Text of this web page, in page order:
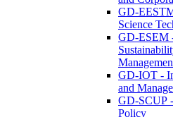
GD-
Science
GD-ESEM
GD-IOT -
and
GD-SCUP
Policy